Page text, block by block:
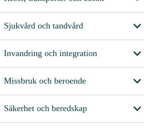
Sjukvård och tandvård
Invandring och integration
Missbruk och beroende
Säkerhet och beredskap